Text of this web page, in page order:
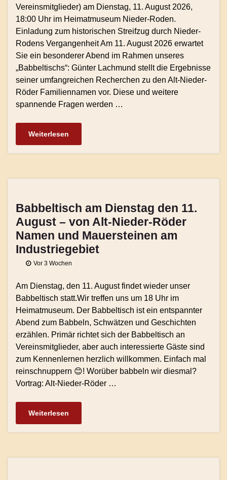
Vereinsmitglieder) am Dienstag, 11. August 2026,
18:00 Uhr im Heimatmuseum Nieder-Roden.
Einladung zum historischen Streifzug durch Nieder-
Rodens Vergangenheit Am 11. August 2026 erwartet
Sie ein besonderer Abend im Rahmen unseres
„Babbeltischs“: Günter Lachmund stellt die Ergebnisse
seiner umfangreichen Recherchen zu den Alt-Nieder-
Röder Familiennamen vor. Diese und weitere
spannende Fragen werden …
Weiterlesen
Babbeltisch am Dienstag den 11.
August – von Alt-Nieder-Röder
Namen und Mauersteinen am
Industriegebiet
Vor 3 Wochen
Am Dienstag, den 11. August findet wieder unser
Babbeltisch statt.Wir treffen uns um 18 Uhr im
Heimatmuseum. Der Babbeltisch ist ein entspannter
Abend zum Babbeln, Schwätzen und Geschichten
erzählen. Primär richtet sich der Babbeltisch an
Vereinsmitglieder, aber auch interessierte Gäste sind
zum Kennenlernen herzlich willkommen. Einfach mal
reinschnuppern 😊! Worüber babbeln wir diesmal?
Vortrag: Alt-Nieder-Röder …
Weiterlesen